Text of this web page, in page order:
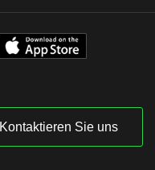
Kontaktieren Sie uns